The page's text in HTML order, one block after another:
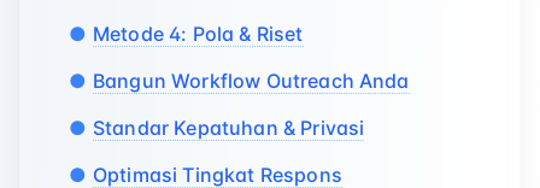
Metode 4: Pola & Riset
Bangun Workflow Outreach Anda
Standar Kepatuhan & Privasi
Optimasi Tingkat Respons